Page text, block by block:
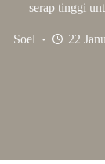
serap tinggi
Soel 22